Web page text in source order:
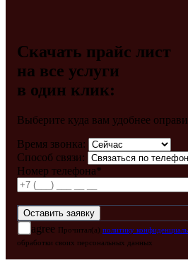
Скачать прайс лист
на все услуги
в один клик:
Выберите куда вам удобнее
Время звонка:
Способ связи:
Номер телефона*
agree Прочитал(а) политику
обработки своих персональных данных